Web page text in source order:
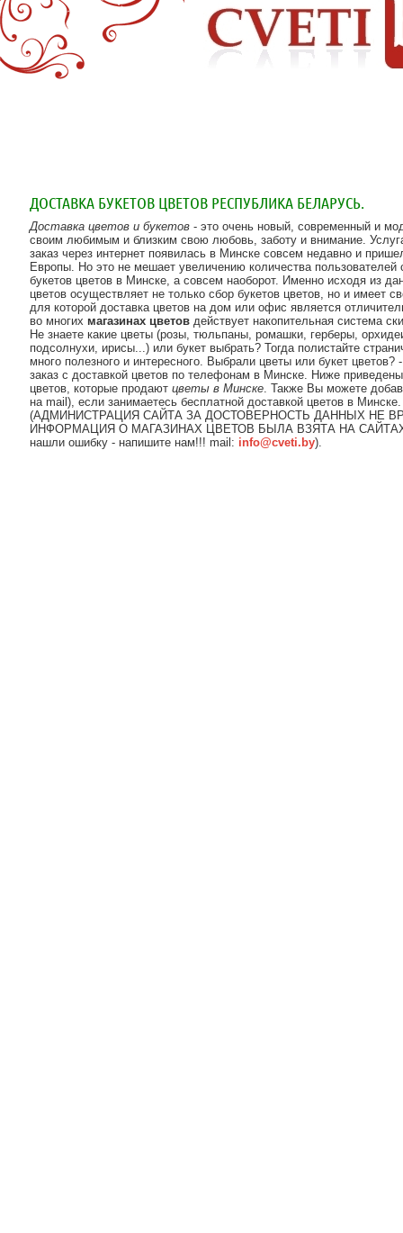
ДОСТАВКА БУКЕТОВ ЦВЕТОВ РЕСПУБЛИКА БЕЛАРУСЬ.
Доставка цветов и букетов - это очень новый, современный и
своим любимым и близким свою любовь, заботу и внимание.
заказ через интернет появилась в Минске совсем недавно и
Европы. Но это не мешает увеличению количества
букетов цветов в Минске, а совсем наоборот. Именно исходя из
цветов осуществляет не только сбор букетов цветов, но и имеет
для которой доставка цветов на дом или офис является
во многих магазинах цветов действует накопительная система
Не знаете какие цветы (розы, тюльпаны, ромашки, герберы,
подсолнухи, ирисы...) или букет выбрать? Тогда полистайте
много полезного и интересного. Выбрали цветы или букет
заказ с доставкой цветов по телефонам в Минске. Ниже
цветов, которые продают цветы в Минске. Также Вы можете
на mail), если занимаетесь бесплатной доставкой цветов в Минске.
(АДМИНИСТРАЦИЯ САЙТА ЗА ДОСТОВЕРНОСТЬ ДАННЫХ НЕ
ИНФОРМАЦИЯ О МАГАЗИНАХ ЦВЕТОВ БЫЛА ВЗЯТА НА
нашли ошибку - напишите нам!!! mail: info@cveti.by).